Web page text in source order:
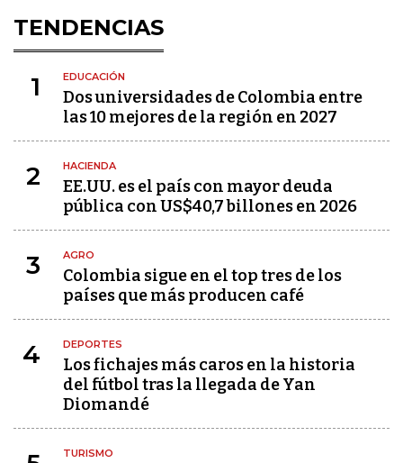
TENDENCIAS
1 EDUCACIÓN
Dos universidades de Colombia entre
las 10 mejores de la región en 2027
2 HACIENDA
EE.UU. es el país con mayor deuda
pública con US$40,7 billones en 2026
3 AGRO
Colombia sigue en el top tres de los
países que más producen café
4 DEPORTES
Los fichajes más caros en la historia
del fútbol tras la llegada de Yan
Diomandé
TURISMO